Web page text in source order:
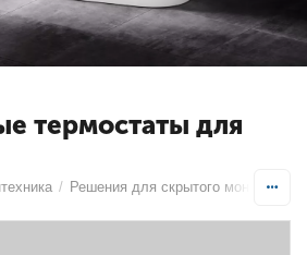
термостаты для
/ Решения для скрытого монтажа